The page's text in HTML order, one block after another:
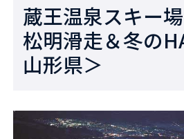
蔵王温泉スキー
松明滑走＆冬の
山形県＞